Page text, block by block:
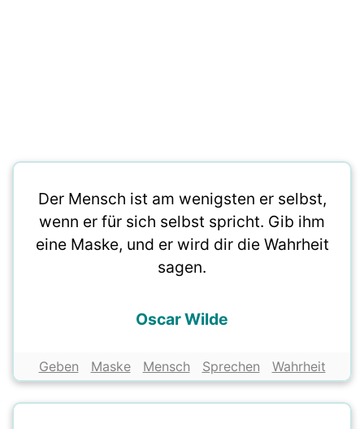
Der Mensch ist am wenigsten er selbst,
wenn er für sich selbst spricht. Gib ihm
eine Maske, und er wird dir die Wahrheit
sagen.
Oscar Wilde
Geben Maske Mensch Sprechen Wahrheit